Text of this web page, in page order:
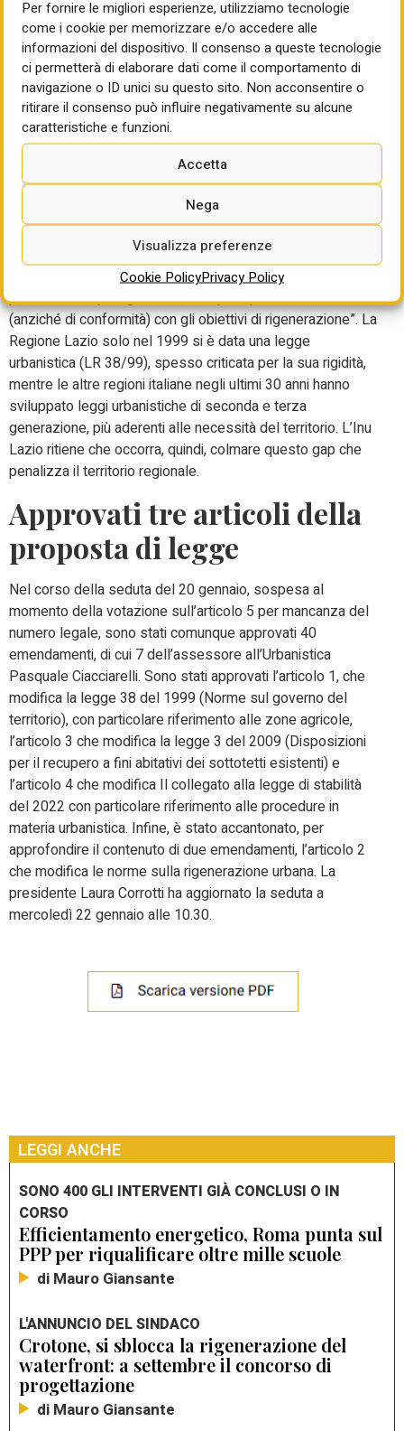
Per fornire le migliori esperienze, utilizziamo tecnologie
come i cookie per memorizzare e/o accedere alle
informazioni del dispositivo. Il consenso a queste tecnologie
ci permetterà di elaborare dati come il comportamento di
navigazione o ID unici su questo sito. Non acconsentire o
ritirare il consenso può influire negativamente su alcune
caratteristiche e funzioni.
Accetta
Nega
Visualizza preferenze
Cookie PolicyPrivacy Policy
Rigenerazione urbana e
contenimento del consumo
di suolo
L’Istituto sottolinea, ancora, la necessità di raggiungere gli
obiettivi di rigenerazione urbana e contenimento del
consumo di suolo. Per promuovere una nuova stagione
urbanistica orientata alla rigenerazione delle città e dei loro
tessuti più degradati “servirebbe una nuova legge
urbanistica regionale che, sul modello della legge di
principi proposta dall’Inu, indirizzi il governo del territorio
verso strategie di sostenibilità e promuova strumenti di
pianificazione più agili, orientati al principio di coerenza
(anziché di conformità) con gli obiettivi di rigenerazione”. La
Regione Lazio solo nel 1999 si è data una legge
urbanistica (LR 38/99), spesso criticata per la sua rigidità,
mentre le altre regioni italiane negli ultimi 30 anni hanno
sviluppato leggi urbanistiche di seconda e terza
generazione, più aderenti alle necessità del territorio. L’Inu
Lazio ritiene che occorra, quindi, colmare questo gap che
penalizza il territorio regionale.
Approvati tre articoli della
proposta di legge
Nel corso della seduta del 20 gennaio, sospesa al
momento della votazione sull’articolo 5 per mancanza del
numero legale, sono stati comunque approvati 40
emendamenti, di cui 7 dell’assessore all’Urbanistica
Pasquale Ciacciarelli. Sono stati approvati l’articolo 1, che
modifica la legge 38 del 1999 (Norme sul governo del
territorio), con particolare riferimento alle zone agricole,
l’articolo 3 che modifica la legge 3 del 2009 (Disposizioni
per il recupero a fini abitativi dei sottotetti esistenti) e
l’articolo 4 che modifica Il collegato alla legge di stabilità
del 2022 con particolare riferimento alle procedure in
materia urbanistica. Infine, è stato accantonato, per
approfondire il contenuto di due emendamenti, l’articolo 2
che modifica le norme sulla rigenerazione urbana. La
presidente Laura Corrotti ha aggiornato la seduta a
mercoledì 22 gennaio alle 10.30.
LEGGI ANCHE
SONO 400 GLI INTERVENTI GIÀ CONCLUSI O IN
CORSO
Efficientamento energetico, Roma punta sul
PPP per riqualificare oltre mille scuole
di Mauro Giansante
L'ANNUNCIO DEL SINDACO
Crotone, si sblocca la rigenerazione del
waterfront: a settembre il concorso di
progettazione
di Mauro Giansante